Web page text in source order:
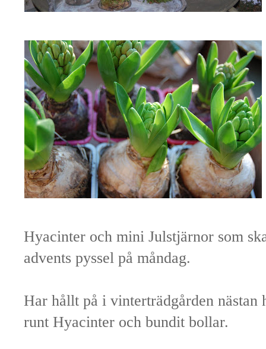
Hyacinter och mini Julstjärnor som
advents pyssel på måndag.
Har hållt på i vinterträdgården nästan
runt Hyacinter och bundit bollar.